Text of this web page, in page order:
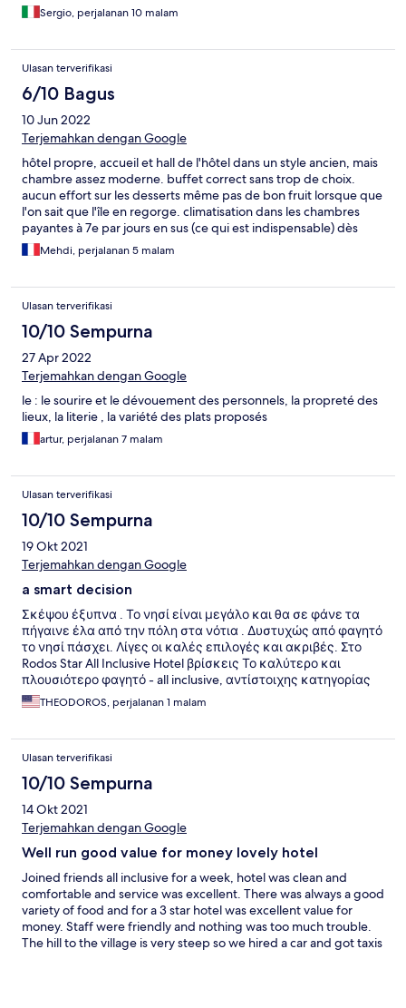
Sergio, perjalanan 10 malam
Ulasan terverifikasi
6/10 Bagus
10 Jun 2022
Terjemahkan dengan Google
hôtel propre, accueil et hall de l'hôtel dans un style ancien, mais
chambre assez moderne. buffet correct sans trop de choix.
aucun effort sur les desserts même pas de bon fruit lorsque que
l'on sait que l'île en regorge. climatisation dans les chambres
payantes à 7e par jours en sus (ce qui est indispensable) dès
l'arrivée l'accueil demande le payement total de l'hébergement
car il dit etre en attente de règlement.... ce qui est
de jolis côtés
Mehdi, perjalanan 5 malam
Ulasan terverifikasi
10/10 Sempurna
27 Apr 2022
Terjemahkan dengan Google
le : le sourire et le dévouement des personnels, la propreté des
lieux, la literie , la variété des plats proposés
artur, perjalanan 7 malam
Ulasan terverifikasi
10/10 Sempurna
19 Okt 2021
Terjemahkan dengan Google
a smart decision
Σκέψου έξυπνα . Το νησί είναι μεγάλο και θα σε φάνε τα
πήγαινε έλα από την πόλη στα νότια . Δυστυχώς από φαγητό
το νησί πάσχει. Λίγες οι καλές επιλογές και ακριβές. Στο
Rodos Star All Inclusive Hotel βρίσκεις Το καλύτερο και
πλουσιότερο φαγητό - all inclusive, αντίστοιχης κατηγορίας
ξενοδοχείου στο νησί - και πήγα σε τρία καθαριότητα πολύ
ωραία δωμάτια με ξεκούραστα στρώματα και πολύ καλό
THEODOROS, perjalanan 1 malam
Ulasan terverifikasi
10/10 Sempurna
14 Okt 2021
Terjemahkan dengan Google
Well run good value for money lovely hotel
Joined friends all inclusive for a week, hotel was clean and
comfortable and service was excellent. There was always a good
variety of food and for a 3 star hotel was excellent value for
money. Staff were friendly and nothing was too much trouble.
The hill to the village is very steep so we hired a car and got taxis